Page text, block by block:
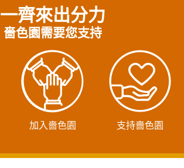
一齊來出分力
嗇色園需要您支持
加入嗇色園 支持嗇色園